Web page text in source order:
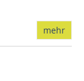
mehr